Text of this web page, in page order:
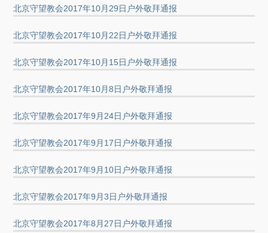
北京守望教会2017年10月29日户外敬拜通报
北京守望教会2017年10月22日户外敬拜通报
北京守望教会2017年10月15日户外敬拜通报
北京守望教会2017年10月8日户外敬拜通报
北京守望教会2017年9月24日户外敬拜通报
北京守望教会2017年9月17日户外敬拜通报
北京守望教会2017年9月10日户外敬拜通报
北京守望教会2017年9月3日户外敬拜通报
北京守望教会2017年8月27日户外敬拜通报